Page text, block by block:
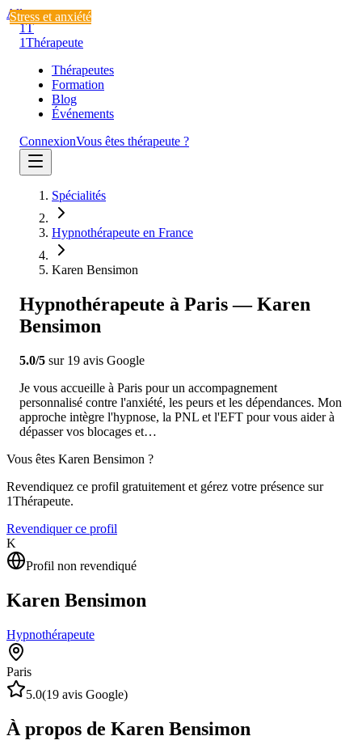
Aller au contenu
1T
1Thérapeute
Thérapeutes
Formation
Blog
Événements
ConnexionVous êtes thérapeute ?
Spécialités
Hypnothérapeute en France
Karen Bensimon
Hypnothérapeute à Paris — Karen
Bensimon
5.0/5 sur 19 avis Google
Je vous accueille à Paris pour un accompagnement
personnalisé contre l'anxiété, les peurs et les dépendances. Mon
approche intègre l'hypnose, la PNL et l'EFT pour vous aider à
dépasser vos blocages et…
Vous êtes Karen Bensimon ?
Revendiquez ce profil gratuitement et gérez votre présence sur
1Thérapeute.
Revendiquer ce profil
K
Profil non revendiqué
Karen Bensimon
Hypnothérapeute
Paris
5.0(19 avis Google)
À propos de Karen Bensimon
Santé naturelle
Stress et anxiété
Stress et anxiété